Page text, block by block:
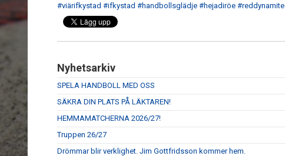
#viärifkystad #ifkystad #handbollsglädje #hejadiröe #reddynamite
Nyhetsarkiv
SPELA HANDBOLL MED OSS
SÄKRA DIN PLATS PÅ LÄKTAREN!
HEMMAMATCHERNA 2026/27!
Truppen 26/27
Drömmar blir verklighet. Jim Gottfridsson kommer hem.